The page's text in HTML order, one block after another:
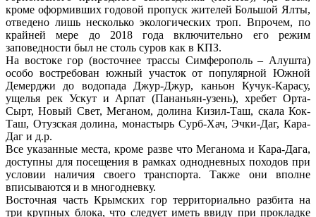
кроме оформивших годовой пропуск жителей Большой Ялты,
отведено лишь несколько экологических троп. Впрочем, по
крайней мере до 2018 года включительно его режим
заповедности был не столь суров как в КПЗ.
На востоке гор (восточнее трассы Симферополь – Алушта)
особо востребован южный участок от популярной Южной
Демерджи до водопада Джур-Джур, каньон Кучук-Карасу,
ущелья рек Ускут и Арпат (Пананьян-узень), хребет Орта-
Сырт, Новый Свет, Меганом, долина Кизил-Таш, скала Кок-
Таш, Отузская долина, монастырь Сурб-Хач, Эчки-Даг, Кара-
Даг и д.р.
Все указанные места, кроме разве что Меганома и Кара-Дага,
доступны для посещения в рамках однодневных походов при
условии наличия своего транспорта. Также они вполне
вписываются и в многодневку.
Восточная часть Крымских гор территориально разбита на
три крупных блока, что следует иметь ввиду при прокладке